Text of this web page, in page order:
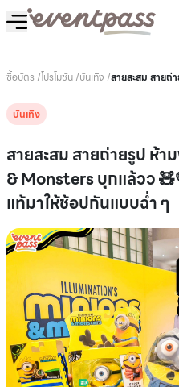
ซื้อบัตร /โปรโมชัน/บันเทิง /สายสะสม สายถ่
บันเทิง
สายสะสม สายถ่ายรูป ห้
& Monsters บุกแล้วว
แท้มาให้ช้อปกันแบบฉ่ำ ๆ